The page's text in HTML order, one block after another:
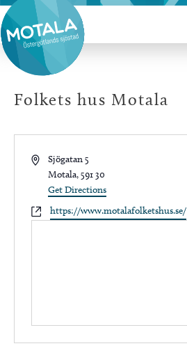
Hoppa
till
innehåll
Folkets hus Motala
AddressSjögatan 5
Motala, 591 30
Get Directions
Websitehttps://www.motalafolketshus.se/